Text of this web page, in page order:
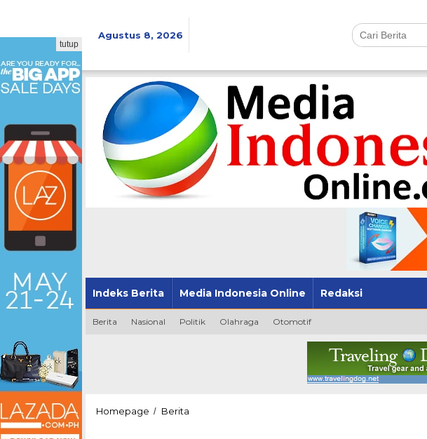
Agustus 8, 2026
Indeks Berita Media Indonesia Online Redaksi
Berita Nasional Politik Olahraga Otomotif
tutup
Homepage / Berita